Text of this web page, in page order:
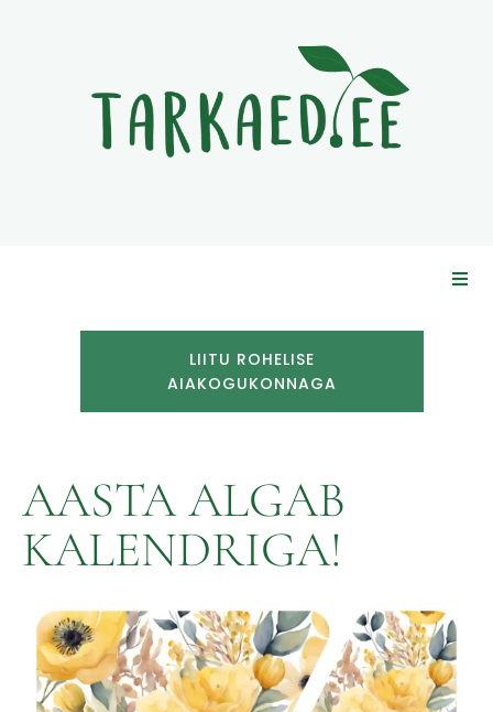
LIITU ROHELISE
AIAKOGUKONNAGA
AASTA ALGAB
KALENDRIGA!